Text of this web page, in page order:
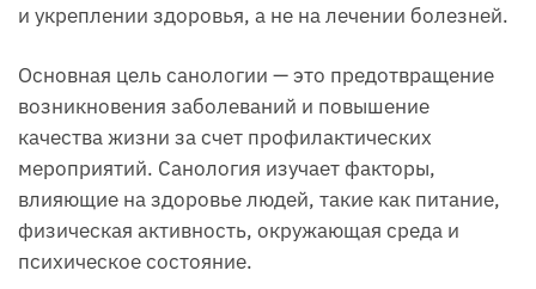
и укреплении здоровья, а не на лечении болезней.
Основная цель санологии — это предотвращение
возникновения заболеваний и повышение
качества жизни за счет профилактических
мероприятий. Санология изучает факторы,
влияющие на здоровье людей, такие как питание,
физическая активность, окружающая среда и
психическое состояние.